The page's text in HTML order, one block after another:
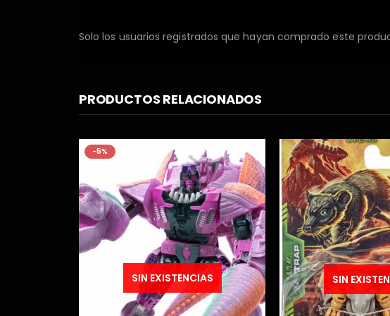
Solo los usuarios registrados que hayan comprado este
PRODUCTOS RELACIONADOS
SIN EXISTENCIAS
-9%
SIN